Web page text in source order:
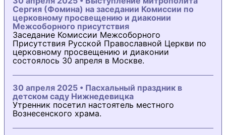
Сергия (Фомина) на заседании Комиссии по
церковному просвещению и диаконии
Межсоборного присутствия
Заседание Комиссии Межсоборного
Присутствия Русской Православной Церкви по
церковному просвещению и диаконии
состоялось 30 апреля в Москве.
30 апреля 2025 • Пасхальный праздник в
детском саду Нижнедевицка
Утренник посетил настоятель местного
Вознесенского храма.